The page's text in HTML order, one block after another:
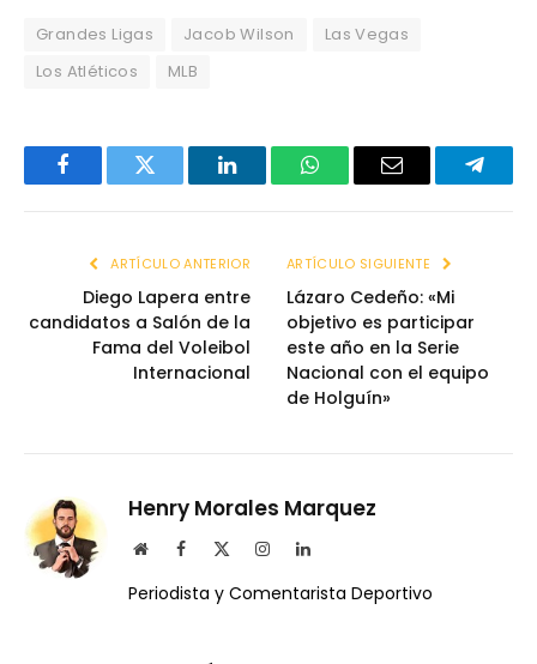
Grandes Ligas Jacob Wilson
Las Vegas
Los Atléticos
MLB
FacebookTwitter LinkedInWhatsAppEmail
ARTÍCULO ANTERIOR
Diego Lapera entre
candidatos a Salón de la
Fama del Voleibol
Internacional
ARTÍCULO SIGUIENTE
Lázaro Cedeño: «Mi
objetivo es participar
este año en la Serie
Nacional con el equipo
de Holguín»
Henry Morales Marquez
WebsiteFacebook InstagramLinkedIn
Periodista y Comentarista Deportivo